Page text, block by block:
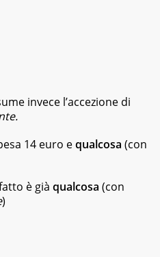
invece l’accezione di
14 euro equalcosa (con
è già qualcosa (con
)